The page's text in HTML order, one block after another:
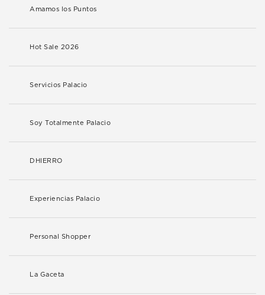
Amamos los Puntos
Hot Sale 2026
Servicios Palacio
Soy Totalmente Palacio
DHIERRO
Experiencias Palacio
Personal Shopper
La Gaceta